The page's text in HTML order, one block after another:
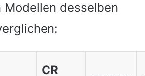
Modellen desselben
CR